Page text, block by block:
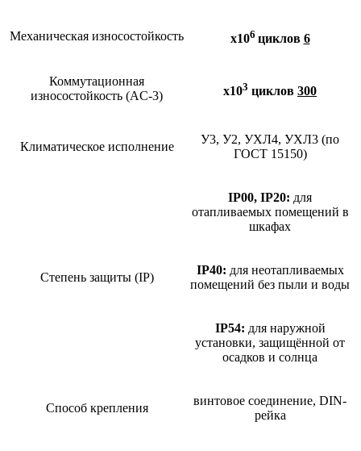
Механическая износостойкость х106 циклов 6
Коммутационная
износостойкость (AC-3)
х103 циклов 300
Климатическое исполнение
У3, У2, УХЛ4, УХЛ3 (по
ГОСТ 15150)
Степень защиты (IP)
IP00, IP20: для
отапливаемых помещений в
шкафах
IP40: для неотапливаемых
помещений без пыли и воды
IP54: для наружной
установки, защищённой от
осадков и солнца
Способ крепления
винтовое соединение, DIN-
рейка